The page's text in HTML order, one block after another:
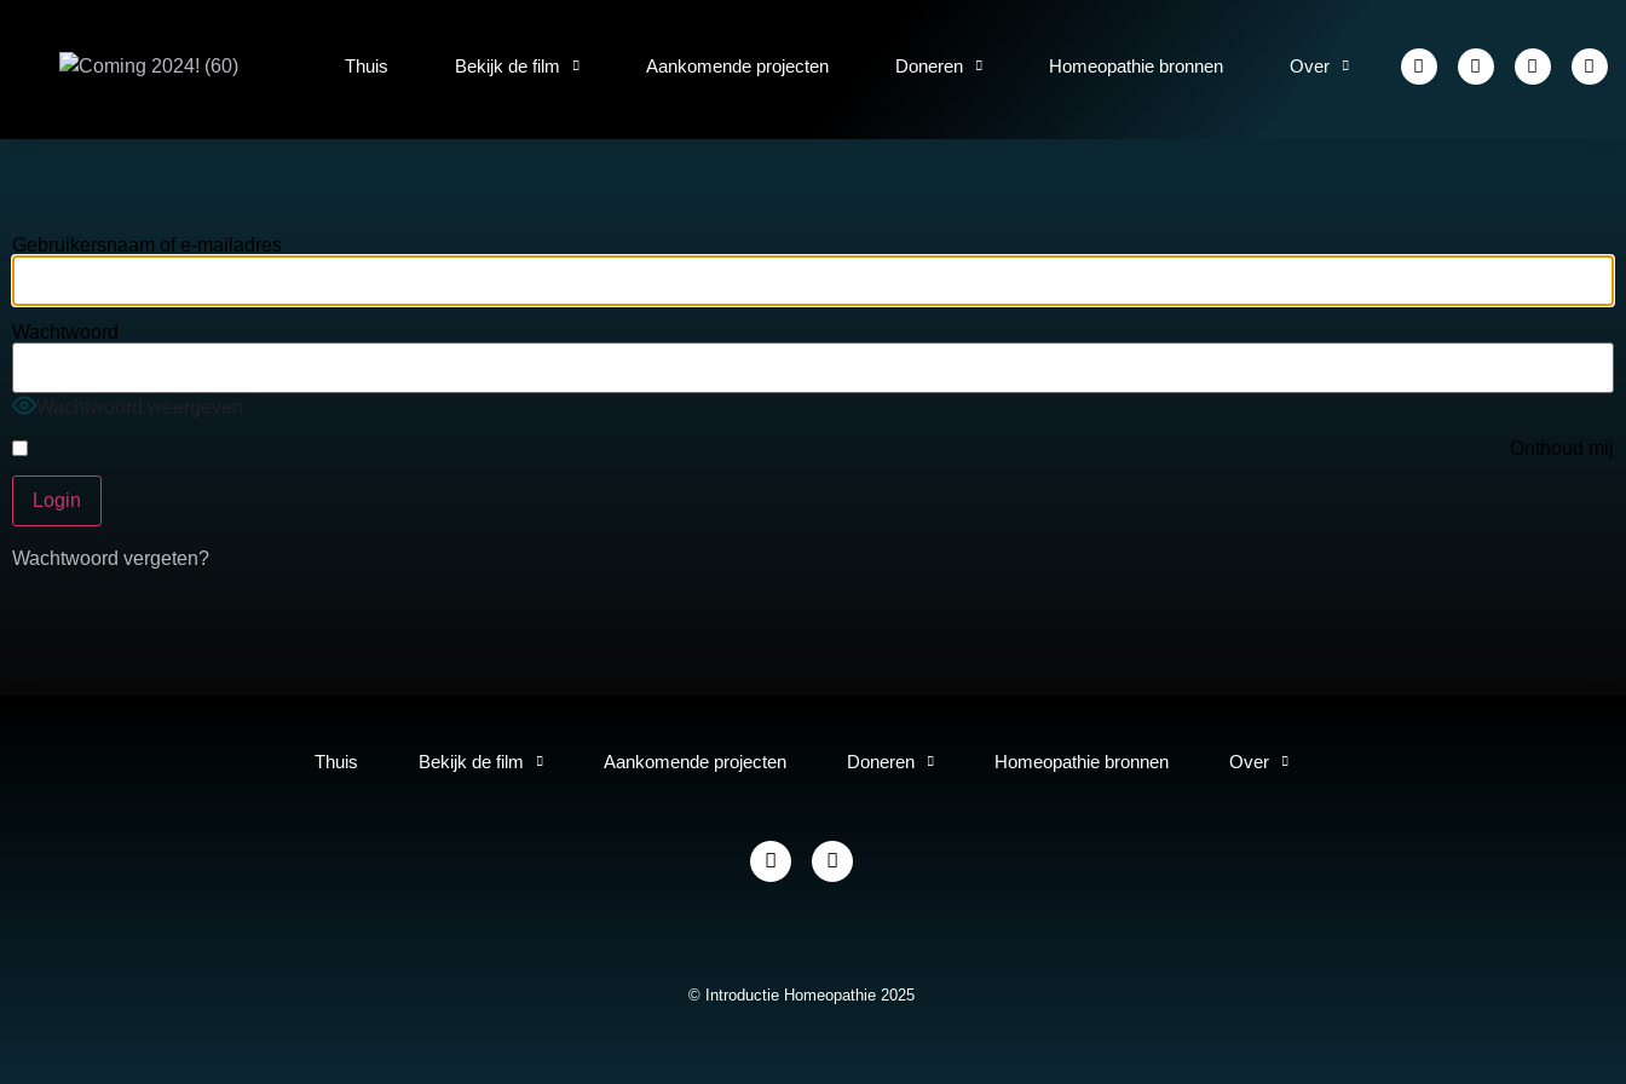
Thuis Bekijk de film Aankomende projecten Doneren Homeopathie bronnen Over
Gebruikersnaam of e-mailadres
Wachtwoord
Wachtwoord weergeven
Onthoud mij
Wachtwoord vergeten?
Thuis Bekijk de film Aankomende projecten Doneren Homeopathie bronnen Over
© Introductie Homeopathie 2025